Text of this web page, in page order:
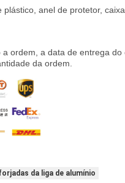
plástico, anel de protetor,
ordem, a data de entrega
da ordem.
da liga de alumínio